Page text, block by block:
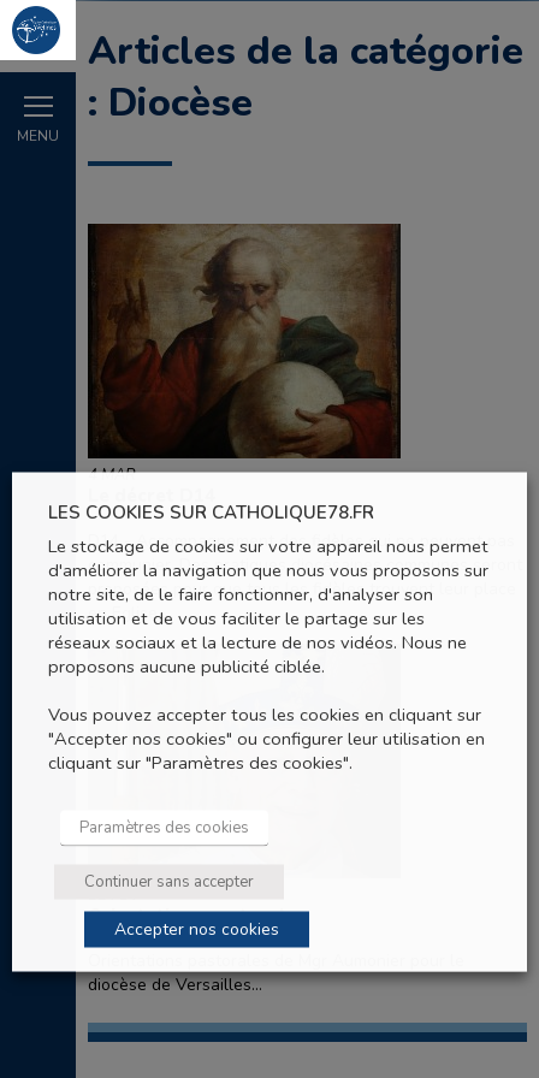
MENU
Articles de la catégorie
: Diocèse
4 MAR
D14 - Accompagnement des fidèles qui ne peuvent pas
communier. Des pratiques diocésaines communes seront
proposées pour que tous les fidèles trouvent leur place
en Eglise. ..
Orientations pastorales
diocèse de Versailles...
LES COOKIES SUR CATHOLIQUE78.FR
Le stockage de cookies sur votre appareil nous permet
d'améliorer la navigation que nous vous proposons sur
notre site, de le faire fonctionner, d'analyser son
utilisation et de vous faciliter le partage sur les
réseaux sociaux et la lecture de nos vidéos. Nous ne
proposons aucune publicité ciblée.
Vous pouvez accepter tous les cookies en cliquant sur
"Accepter nos cookies" ou configurer leur utilisation en
cliquant sur "Paramètres des cookies".
Paramètres des cookies
Continuer sans accepter
Accepter nos cookies